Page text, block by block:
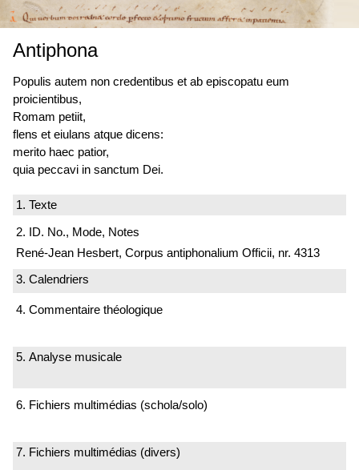
Antiphona
Populis autem non credentibus et ab episcopatu eum
proicientibus,
Romam petiit,
flens et eiulans atque dicens:
merito haec patior,
quia peccavi in sanctum Dei.
1. Texte
2. ID. No., Mode, Notes
René-Jean Hesbert, Corpus antiphonalium Officii, nr. 4313
3. Calendriers
4. Commentaire théologique
5. Analyse musicale
6. Fichiers multimédias (schola/solo)
7. Fichiers multimédias (divers)